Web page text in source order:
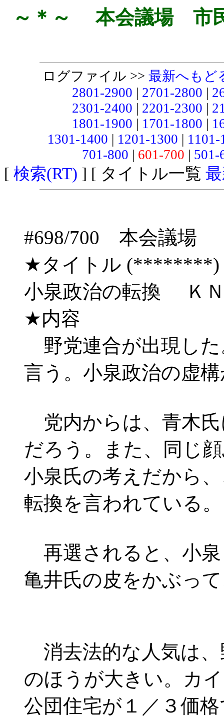
～＊～ 本会議場 市
ログファイル >> 最新へもど
2801-2900 | 2701-2800 |
2301-2400 | 2201-2300 |
1801-1900 | 1701-1800 |
1301-1400 | 1201-1300 |
701-800 | 601-700 |
[ 検索(RT) ] [ タイトル一覧
#698/700 本会議場
★タイトル (********)
小泉政治の転換 Ｋ
★内容
野党連合が出現した
言う。小泉政治の虚
党内からは、青木氏
だろう。また、同じ
小泉氏の考えだから
転換を言われている。
再選されると、小
亀井氏の皮をかぶっ
消去法的な人気は、
のほうが大きい。カ
公団住宅が１／３価